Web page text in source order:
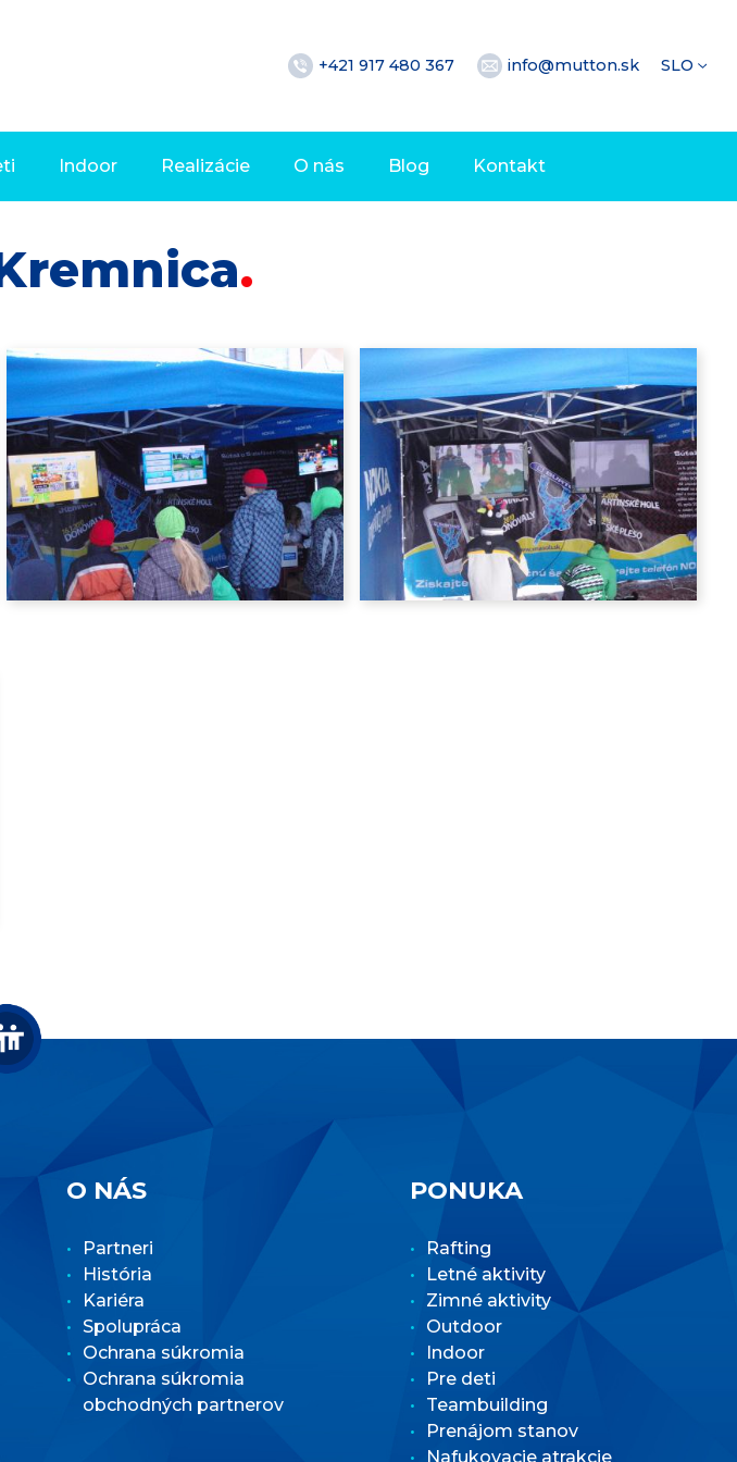
+421 917 480 367 info@mutton.sk SLO
Indoor Realizácie O nás Blog Kontakt
O NÁS
Partneri
História
Kariéra
Spolupráca
Ochrana súkromia
Ochrana súkromia
obchodných partnerov
PONUKA
Rafting
Letné aktivity
Zimné aktivity
Outdoor
Indoor
Pre deti
Teambuilding
Prenájom stanov
Nafukovacie atrakcie